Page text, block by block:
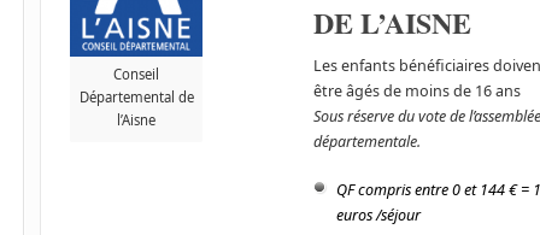
Conseil
Départemental de
l’Aisne
DE L’AISNE
Les enfants bénéficiaires
être âgés de moins de 16 ans
Sous réserve du vote de
départementale.
QF compris entre 0 et 144 € =
euros /séjour